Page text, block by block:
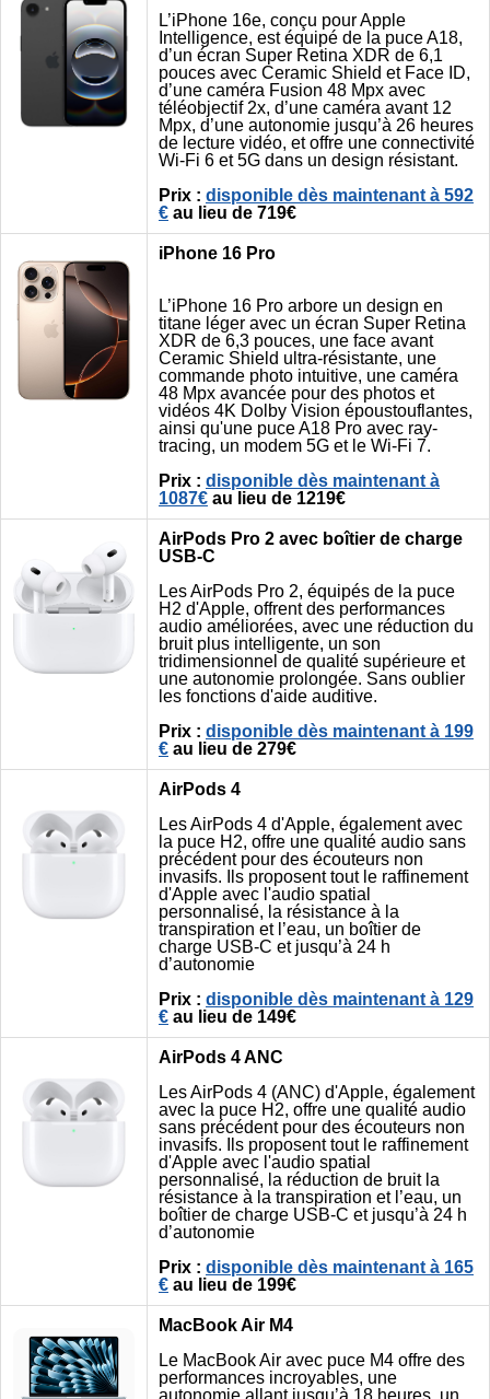
L’iPhone 16e, conçu pour Apple
Intelligence, est équipé de la puce A18,
d’un écran Super Retina XDR de 6,1
pouces avec Ceramic Shield et Face ID,
d’une caméra Fusion 48 Mpx avec
téléobjectif 2x, d’une caméra avant 12
Mpx, d’une autonomie jusqu’à 26 heures
de lecture vidéo, et offre une connectivité
Wi-Fi 6 et 5G dans un design résistant.
Prix : disponible dès maintenant à 592
€ au lieu de 719€
iPhone 16 Pro
L’iPhone 16 Pro arbore un design en
titane léger avec un écran Super Retina
XDR de 6,3 pouces, une face avant
Ceramic Shield ultra-résistante, une
commande photo intuitive, une caméra
48 Mpx avancée pour des photos et
vidéos 4K Dolby Vision époustouflantes,
ainsi qu'une puce A18 Pro avec ray-
tracing, un modem 5G et le Wi-Fi 7.
Prix : disponible dès maintenant à
1087€ au lieu de 1219€
AirPods Pro 2 avec boîtier de charge
USB-C
Les AirPods Pro 2, équipés de la puce
H2 d'Apple, offrent des performances
audio améliorées, avec une réduction du
bruit plus intelligente, un son
tridimensionnel de qualité supérieure et
une autonomie prolongée. Sans oublier
les fonctions d'aide auditive.
Prix : disponible dès maintenant à 199
€ au lieu de 279€
AirPods 4
Les AirPods 4 d'Apple, également avec
la puce H2, offre une qualité audio sans
précédent pour des écouteurs non
invasifs. Ils proposent tout le raffinement
d'Apple avec l'audio spatial
personnalisé, la résistance à la
transpiration et l’eau, un boîtier de
charge USB-C et jusqu’à 24 h
d’autonomie
Prix : disponible dès maintenant à 129
€ au lieu de 149€
AirPods 4 ANC
Les AirPods 4 (ANC) d'Apple, également
avec la puce H2, offre une qualité audio
sans précédent pour des écouteurs non
invasifs. Ils proposent tout le raffinement
d'Apple avec l'audio spatial
personnalisé, la réduction de bruit la
résistance à la transpiration et l’eau, un
boîtier de charge USB-C et jusqu’à 24 h
d’autonomie
Prix : disponible dès maintenant à 165
€ au lieu de 199€
MacBook Air M4
Le MacBook Air avec puce M4 offre des
performances incroyables, une
autonomie allant jusqu’à 18 heures, un